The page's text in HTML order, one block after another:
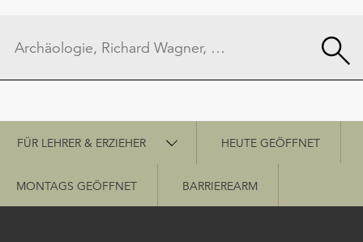
Schnellzugriff
FÜR LEHRER & ERZIEHER HEUTE GEÖFFNET
MONTAGS GEÖFFNET BARRIEREARM